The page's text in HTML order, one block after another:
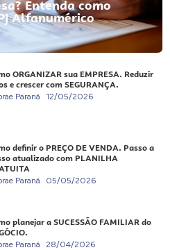
Entenda como
Alfanumérico
ORGANIZAR sua EMPRESA. Reduzir
e crescer com SEGURANÇA.
Paraná 12/05/2026
definir o PREÇO DE VENDA. Passo a
atualizado com PLANILHA
Paraná 05/05/2026
planejar a SUCESSÃO FAMILIAR do
Paraná 28/04/2026